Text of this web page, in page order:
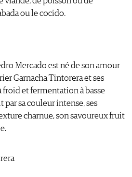
ou le cocido.
Mercado est né de son amour
Garnacha Tintorera et ses
froid et fermentation à basse
par sa couleur intense, ses
charnue, son savoureux fruit